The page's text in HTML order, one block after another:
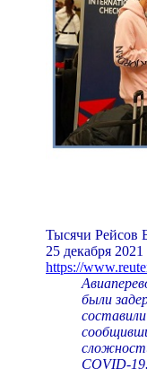
Тысячи Рейсов
25 декабря 2021
https://
были
COVID-19.